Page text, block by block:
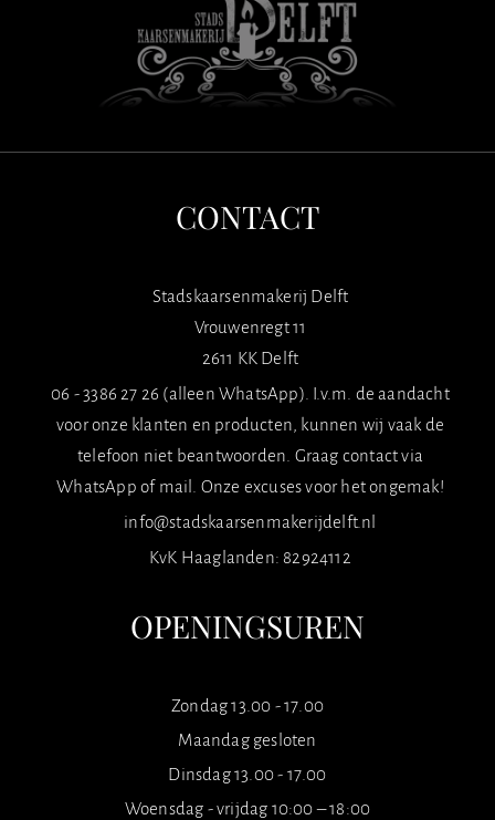
CONTACT
Stadskaarsenmakerij Delft
Vrouwenregt 11
2611 KK Delft
06 - 3386 27 26 (alleen WhatsApp). I.v.m. de aandacht
voor onze klanten en producten, kunnen wij vaak de
telefoon niet beantwoorden. Graag contact via
WhatsApp of mail. Onze excuses voor het ongemak!
info@stadskaarsenmakerijdelft.nl
KvK Haaglanden: 82924112
OPENINGSUREN
Zondag 13.00 - 17.00
Maandag gesloten
Dinsdag 13.00 - 17.00
Woensdag - vrijdag 10:00 – 18:00